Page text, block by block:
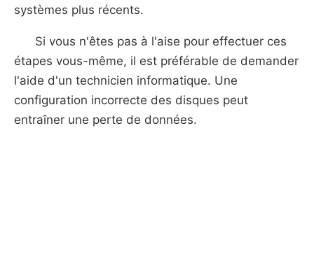
systèmes plus récents.
Si vous n'êtes pas à l'aise pour effectuer ces
étapes vous-même, il est préférable de demander
l'aide d'un technicien informatique. Une
configuration incorrecte des disques peut
entraîner une perte de données.